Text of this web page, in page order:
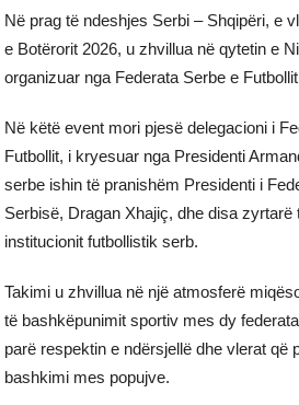
Në prag të ndeshjes Serbi – Shqipëri, e
e Botërorit 2026, u zhvillua në qytetin e
organizuar nga Federata Serbe e
Në këtë event mori pjesë delegacioni i
Futbollit, i kryesuar nga Presidenti
serbe ishin të pranishëm Presidenti i
Serbisë, Dragan Xhajiç, dhe disa zyrtarë
institucionit futbollistik serb.
Takimi u zhvillua në një atmosferë
të bashkëpunimit sportiv mes dy
parë respektin e ndërsjellë dhe vlerat që
bashkimi mes popujve.